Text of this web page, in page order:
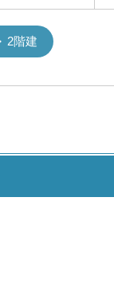
2階建